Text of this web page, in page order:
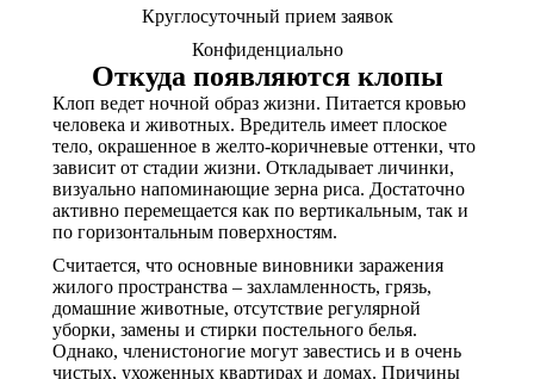
Круглосуточный прием заявок
Конфиденциально
Откуда появляются клопы
Клоп ведет ночной образ жизни. Питается кровью
человека и животных. Вредитель имеет плоское
тело, окрашенное в желто-коричневые оттенки, что
зависит от стадии жизни. Откладывает личинки,
визуально напоминающие зерна риса. Достаточно
активно перемещается как по вертикальным, так и
по горизонтальным поверхностям.
Считается, что основные виновники заражения
жилого пространства – захламленность, грязь,
домашние животные, отсутствие регулярной
уборки, замены и стирки постельного белья.
Однако, членистоногие могут завестись и в очень
чистых, ухоженных квартирах и домах. Причины